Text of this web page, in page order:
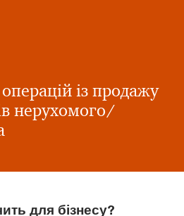
із продажу
нерухомого/
для бізнесу?